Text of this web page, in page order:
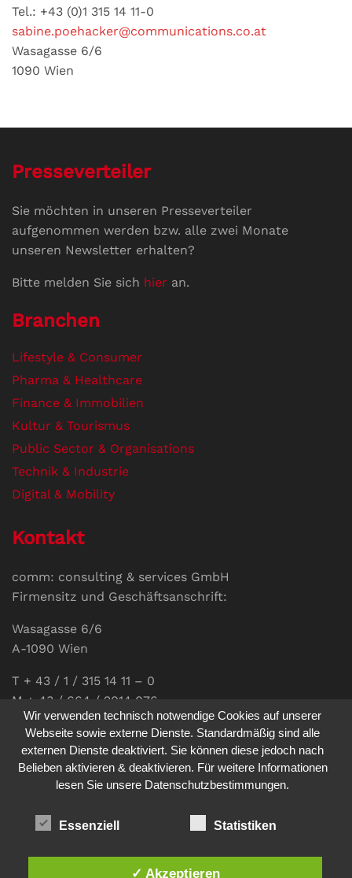
Tel.: +43 (0)1 315 14 11-0
sabine.poehacker@communications.co.at
Wasagasse 6/6
1090 Wien
Presseverteiler
Sie möchten in unseren Presseverteiler
aufgenommen werden bzw. alle zwei Monate
unseren Newsletter erhalten?
Bitte melden Sie sich hier an.
Branchen
Lifestyle & Consumer
Pharma & Healthcare
Finance & Immobilien
Kultur & Tourismus
Public Sector & Organisations
Technik & Industrie
Digital & Mobility
Kontakt
comm: consulting & services GmbH
Firmensitz und Geschäftsanschrift:
Wasagasse 6/6
A-1090 Wien
T + 43 / 1 / 315 14 11 – 0
M + 43 / 664 / 2014 076
E-Mail:office@communications.co.at
Homepage:www.communications.co.at
UID: ATU 811 196 56
Sabine Pöhacker MSc.
Wir verwenden technisch notwendige Cookies auf unserer
Webseite sowie externe Dienste. Standardmäßig sind alle
externen Dienste deaktiviert. Sie können diese jedoch nach
Belieben aktivieren & deaktivieren. Für weitere Informationen
lesen Sie unsere Datenschutzbestimmungen.
Essenziell Statistiken
✓ Akzeptieren